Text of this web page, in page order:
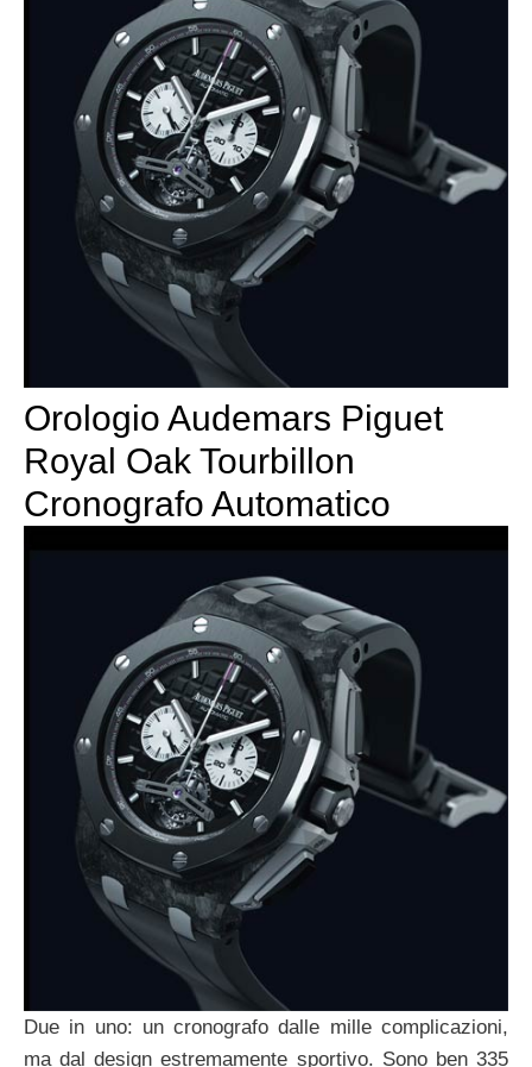
Orologio Audemars Piguet
Royal Oak Tourbillon
Cronografo Automatico
Due in uno: un cronografo dalle mille complicazioni,
ma dal design estremamente sportivo. Sono ben 335